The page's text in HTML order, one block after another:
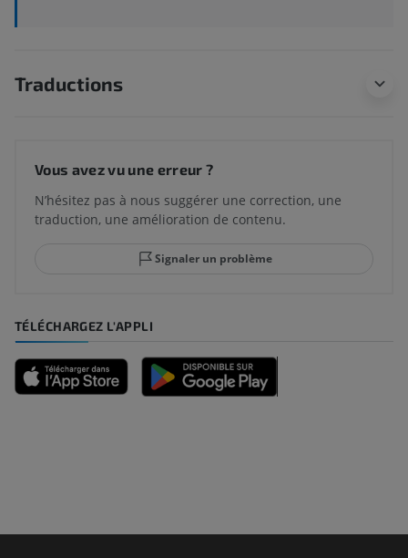
Traductions
Vous avez vu une erreur ?
N’hésitez pas à nous suggérer une correction, une
traduction, une amélioration de contenu.
Signaler un problème
TÉLÉCHARGEZ L'APPLI